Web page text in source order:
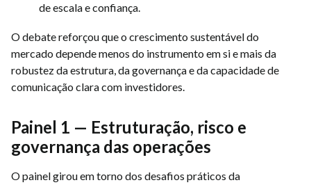
de escala e confiança.
O debate reforçou que o crescimento sustentável do
mercado depende menos do instrumento em si e mais da
robustez da estrutura, da governança e da capacidade de
comunicação clara com investidores.
Painel 1 — Estruturação, risco e
governança das operações
O painel girou em torno dos desafios práticos da